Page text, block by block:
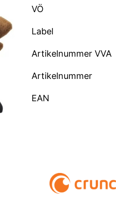
VÖ
Label
Artikelnummer VVA
Artikelnummer
EAN